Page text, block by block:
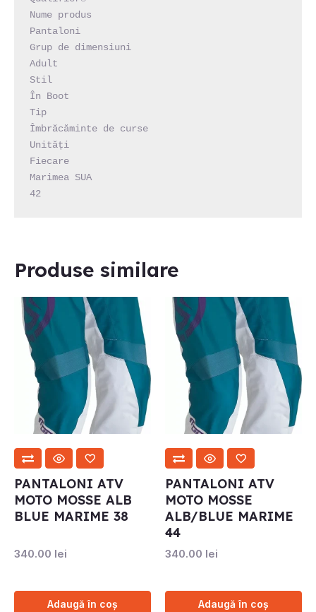
Nume produs
Pantaloni
Grup de dimensiuni
Adult
Stil
În Boot
Tip
Îmbrăcăminte de curse
Unități
Fiecare
Marimea SUA
42
Produse similare
PANTALONI ATV
MOTO MOSSE ALB
BLUE MARIME 38
340.00 lei
Adaugă în coș
PANTALONI ATV
MOTO MOSSE
ALB/BLUE MARIME
44
340.00 lei
Adaugă în coș